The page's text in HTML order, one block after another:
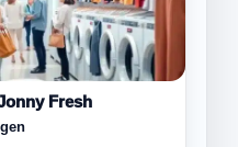
Fresh